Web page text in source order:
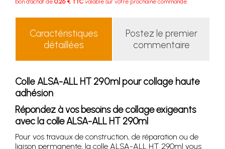
Caractéristiques
détaillées
Postez le premier
commentaire
Colle ALSA-ALL HT 290ml pour collage haute
adhésion
Répondez à vos besoins de collage exigeants
avec la colle ALSA-ALL HT 290ml
Pour vos travaux de construction, de réparation ou de
liaison permanente, la colle ALSA-ALL HT 290ml vous